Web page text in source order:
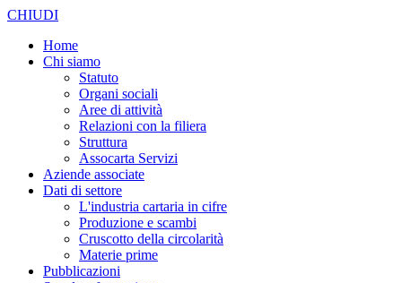
CHIUDI
Home
Chi siamo
Statuto
Organi sociali
Aree di attività
Relazioni con la filiera
Struttura
Assocarta Servizi
Aziende associate
Dati di settore
L'industria cartaria in cifre
Produzione e scambi
Cruscotto della circolarità
Materie prime
Pubblicazioni